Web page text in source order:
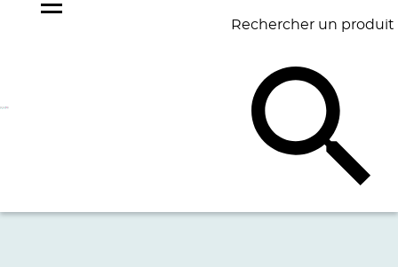
Rechercher un produit
BAGAGERIE BUREAU